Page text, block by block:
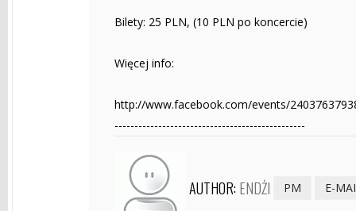
Bilety: 25 PLN, (10 PLN po koncercie)
Więcej info:
http://www.facebook.com/events/
------------------------------------------------
AUTHOR: ENDŻI PM E-